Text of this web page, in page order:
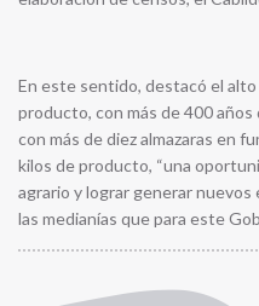
En este sentido, destacó el
producto, con más de 400
con más de diez almazaras en
kilos de producto, “una
agrario y lograr generar nuevos
las medianías que para este